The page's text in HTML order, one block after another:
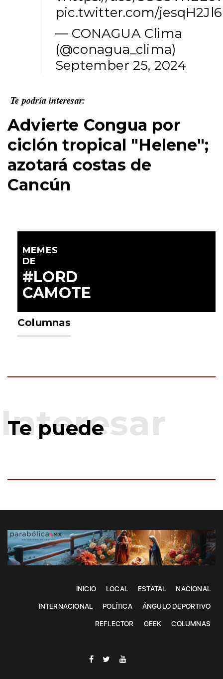
pic.twitter.com/
— CONAGUA Clima
(@conagua_clima)
September 25, 2024
Te podría interesar:
Advierte Congua por
ciclón tropical "Helene";
azotará costas de
Cancún
MEMES
DE
#LORD
CAMOTE
Columnas
Te puede
INICIO LOCAL ESTATAL NACIONAL
INTERNACIONAL POLÍTICA ÁNGULO DEPORTIVO
REFLECTOR GEEK COLUMNAS